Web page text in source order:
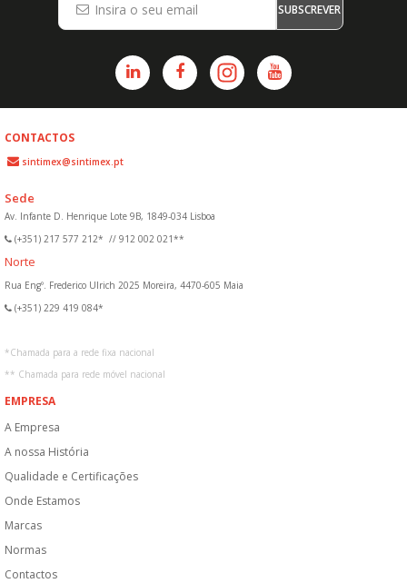
SUBSCREVER
CONTACTOS
sintimex@sintimex.pt
Sede
Av. Infante D. Henrique Lote 9B, 1849-034 Lisboa
(+351) 217 577 212* // 912 002 021**
Norte
Rua Engº. Frederico Ulrich 2025 Moreira, 4470-605 Maia
(+351) 229 419 084*
*Chamada para a rede fixa nacional
** Chamada para rede móvel nacional
EMPRESA
A Empresa
A nossa História
Qualidade e Certificações
Onde Estamos
Marcas
Normas
Contactos